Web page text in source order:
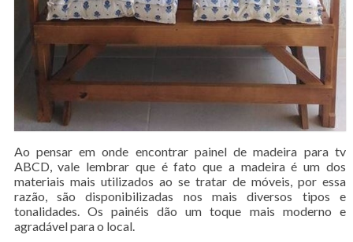
Ao pensar em onde encontrar painel de madeira para tv
ABCD, vale lembrar que é fato que a madeira é um dos
materiais mais utilizados ao se tratar de móveis, por essa
razão, são disponibilizadas nos mais diversos tipos e
tonalidades. Os painéis dão um toque mais moderno e
agradável para o local.